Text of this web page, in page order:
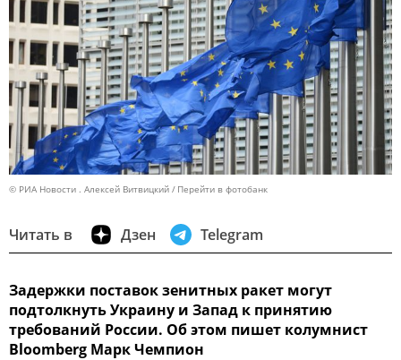
© РИА Новости . Алексей Витвицкий Перейти в фотобанк
Читать в Дзен Telegram
Задержки поставок зенитных ракет могут
подтолкнуть Украину и Запад к принятию
требований России. Об этом пишет колумнист
Bloomberg Марк Чемпион